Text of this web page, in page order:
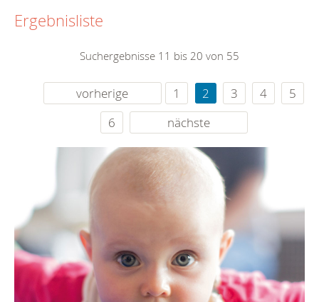
Ergebnisliste
Suchergebnisse 11 bis 20 von 55
vorherige 1 2 3 4
5
6
nächste